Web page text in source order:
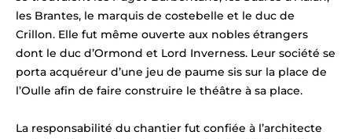
les Brantes, le marquis de costebelle et le duc de
Crillon. Elle fut même ouverte aux nobles étrangers
dont le duc d’Ormond et Lord Inverness. Leur société se
porta acquéreur d’une jeu de paume sis sur la place de
l’Oulle afin de faire construire le théâtre à sa place.
La responsabilité du chantier fut confiée à l’architecte